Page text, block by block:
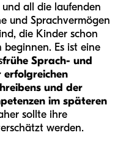
all die laufenden
und Sprachvermögen
die Kinder schon
Es ist eine
frühe Sprach- und
erfolgreichen
und der
im späteren
sollte ihre
werden.